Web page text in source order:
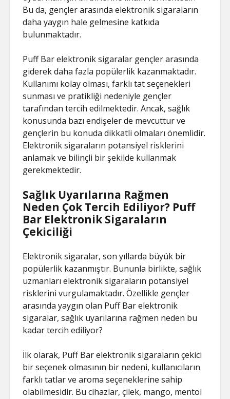
Bu da, gençler arasında elektronik sigaraların
daha yaygın hale gelmesine katkıda
bulunmaktadır.
Puff Bar elektronik sigaralar gençler arasında
giderek daha fazla popülerlik kazanmaktadır.
Kullanımı kolay olması, farklı tat seçenekleri
sunması ve pratikliği nedeniyle gençler
tarafından tercih edilmektedir. Ancak, sağlık
konusunda bazı endişeler de mevcuttur ve
gençlerin bu konuda dikkatli olmaları önemlidir.
Elektronik sigaraların potansiyel risklerini
anlamak ve bilinçli bir şekilde kullanmak
gerekmektedir.
Sağlık Uyarılarına Rağmen
Neden Çok Tercih Ediliyor? Puff
Bar Elektronik Sigaraların
Çekiciliği
Elektronik sigaralar, son yıllarda büyük bir
popülerlik kazanmıştır. Bununla birlikte, sağlık
uzmanları elektronik sigaraların potansiyel
risklerini vurgulamaktadır. Özellikle gençler
arasında yaygın olan Puff Bar elektronik
sigaralar, sağlık uyarılarına rağmen neden bu
kadar tercih ediliyor?
İlk olarak, Puff Bar elektronik sigaraların çekici
bir seçenek olmasının bir nedeni, kullanıcıların
farklı tatlar ve aroma seçeneklerine sahip
olabilmesidir. Bu cihazlar, çilek, mango, mentol